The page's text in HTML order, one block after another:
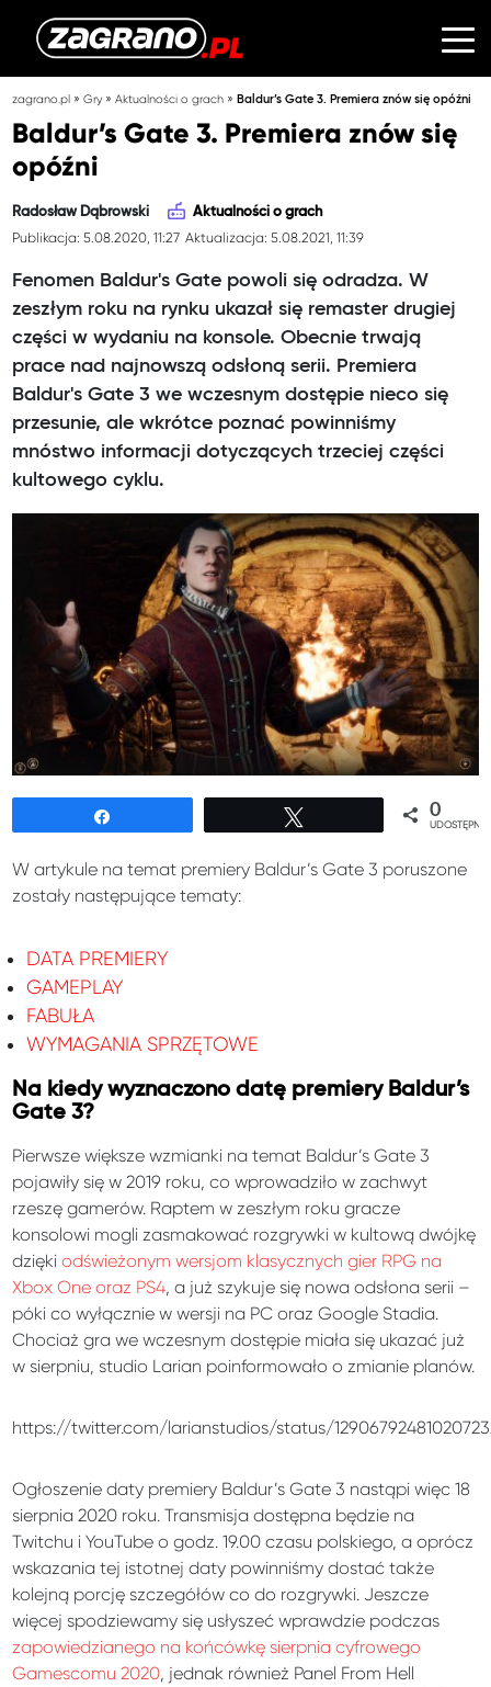
zagrano.pl »Gry»Aktualności o grach »Baldur’s Gate 3. Premiera znów się opóźni
Baldur’s Gate 3. Premiera znów się
opóźni
Radosław Dąbrowski Aktualności o grach
Publikacja: 5.08.2020, 11:27 Aktualizacja: 5.08.2021, 11:39
Fenomen Baldur's Gate powoli się odradza. W
zeszłym roku na rynku ukazał się remaster drugiej
części w wydaniu na konsole. Obecnie trwają
prace nad najnowszą odsłoną serii. Premiera
Baldur's Gate 3 we wczesnym dostępie nieco się
przesunie, ale wkrótce poznać powinniśmy
mnóstwo informacji dotyczących trzeciej części
kultowego cyklu.
0
W artykule na temat premiery Baldur’s Gate 3 poruszone
zostały następujące tematy:
DATA PREMIERY
GAMEPLAY
FABUŁA
WYMAGANIA SPRZĘTOWE
Na kiedy wyznaczono datę premiery Baldur’s
Gate 3?
Pierwsze większe wzmianki na temat Baldur’s Gate 3
pojawiły się w 2019 roku, co wprowadziło w zachwyt
rzeszę gamerów. Raptem w zeszłym roku gracze
konsolowi mogli zasmakować rozgrywki w kultową dwójkę
dziękiodświeżonym wersjom klasycznych gier RPG na
Xbox One oraz PS4, a już szykuje się nowa odsłona serii –
póki co wyłącznie w wersji na PC oraz Google Stadia.
Chociaż gra we wczesnym dostępie miała się ukazać już
w sierpniu, studio Larian poinformowało o zmianie planów.
https://twitter.com/larianstudios/status/
Ogłoszenie daty premiery Baldur’s Gate 3 nastąpi więc 18
sierpnia 2020 roku. Transmisja dostępna będzie na
Twitchu i YouTube o godz. 19.00 czasu polskiego, a oprócz
wskazania tej istotnej daty powinniśmy dostać także
kolejną porcję szczegółów co do rozgrywki. Jeszcze
więcej spodziewamy się usłyszeć wprawdzie podczas
zapowiedzianego na końcówkę sierpnia cyfrowego
Gamescomu 2020, jednak również Panel From Hell